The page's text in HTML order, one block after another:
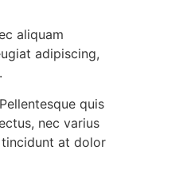
aliquam
adipiscing,
quis
nec varius
tincidunt at dolor